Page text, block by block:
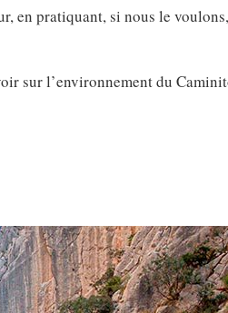
en pratiquant, si nous le voulons,
sur l’environnement du